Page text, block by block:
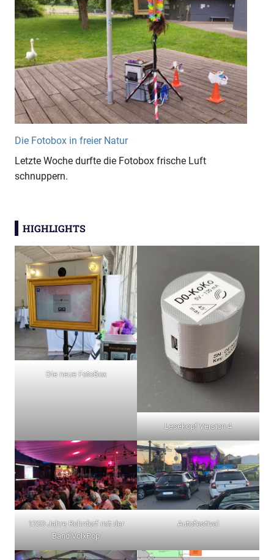
Die Fotobox in freier Natur
Letzte Woche durfte die Fotobox frische Luft
schnuppern.
HIGHLIGHTS
Die neue FotoBox
Lesekopf Version 4
1250 Jahre Rohrdorf mit der
Band VolxPop
Autofestival